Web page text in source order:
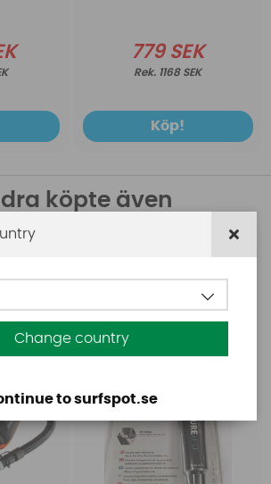
779 SEK
1168 SEK
Köp!
köpte även
Change country
to surfspot.se